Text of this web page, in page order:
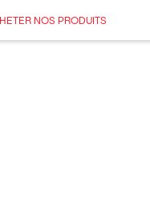
NOS PRODUITS